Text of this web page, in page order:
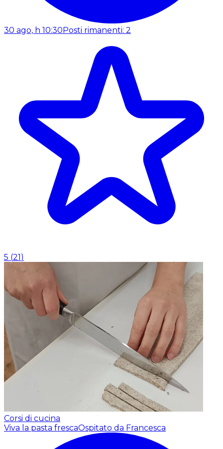
30 ago, h 10:30Posti rimanenti: 2
5 (21)
Corsi di cucina
Viva la pasta frescaOspitato da Francesca